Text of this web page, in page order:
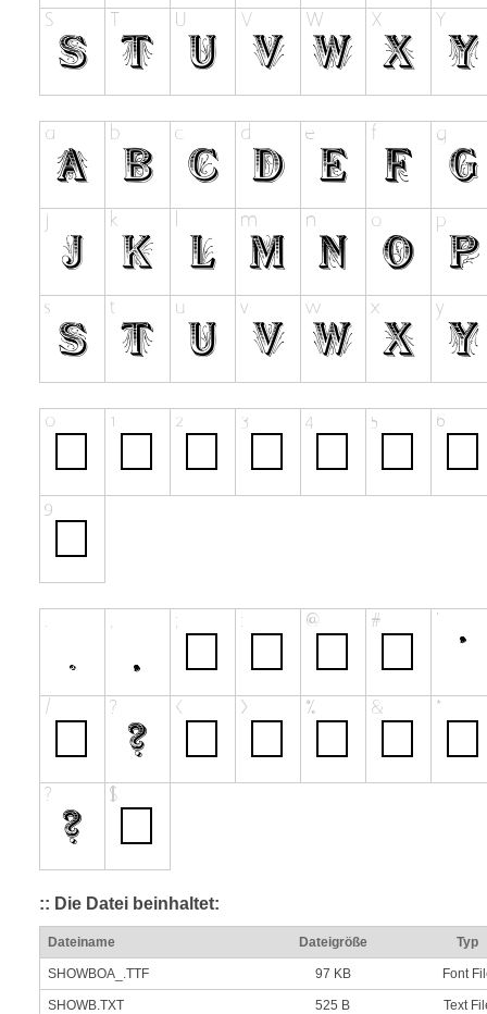
:: Die Datei beinhaltet:
Dateiname Dateigröße Typ
SHOWBOA_.TTF 97 KB Font
SHOWB.TXT 525 B Text